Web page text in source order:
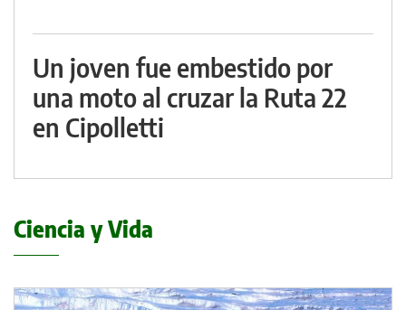
Un joven fue embestido por
una moto al cruzar la Ruta 22
en Cipolletti
Ciencia y Vida